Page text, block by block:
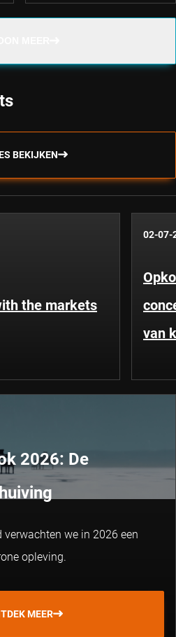
BEKIJKEN
the markets
02-07-
van
2026: De
verwachten we in 2026 een
opleving.
MEER